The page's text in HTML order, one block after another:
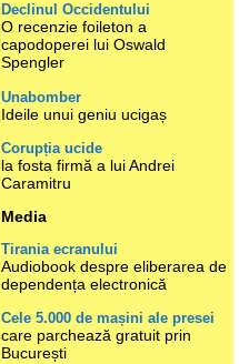
Declinul Occidentului
O recenzie foileton a
capodoperei lui Oswald
Spengler
Unabomber
Ideile unui geniu ucigaș
Corupția ucide
la fosta firmă a lui Andrei
Caramitru
Media
Tirania ecranului
Audiobook despre eliberarea de
dependența electronică
Cele 5.000 de mașini ale presei
care parchează gratuit prin
București